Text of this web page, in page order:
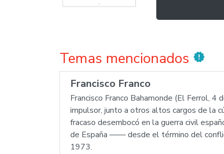
Temas mencionados new_releases
Francisco Franco
Francisco Franco Bahamonde (El Ferrol,
impulsor, junto a otros altos cargos de la
fracaso desembocó en la guerra civil
de España —— desde el término del
1973.